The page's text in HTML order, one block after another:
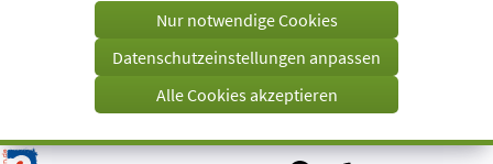
Visuelle
einem
Tab)
Nur notwendige Cookies
Datenschutzeinstellungen anpassen
Alle Cookies akzeptieren